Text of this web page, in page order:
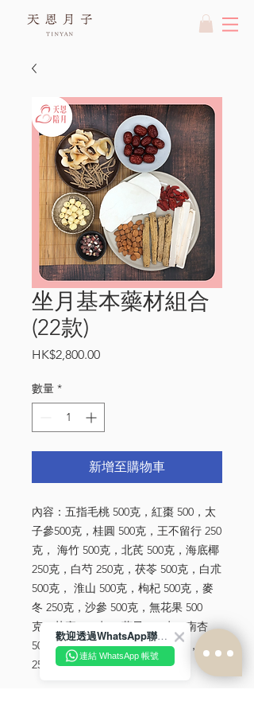
坐月基本藥材組合
(22款)
HK$2,800.00價
數量 *
新增至購物車
內容：五指毛桃 500克，紅棗 500，太
子參500克，桂圓 500克，王不留行 250
克， 海竹 500克，北芪 500克，海底椰
250克，白芍 250克，茯苓 500克，白朮
500克， 淮山 500克，枸杞 500克，麥
冬 250克，沙參 500克，無花果 500
克，芡實 500克， 蓮子 500克，南杏
500克，黨參 500克，南棗 500克，陳皮
250克
歡迎透過WhatsApp聯絡我們！
連結 WhatsApp 帳號